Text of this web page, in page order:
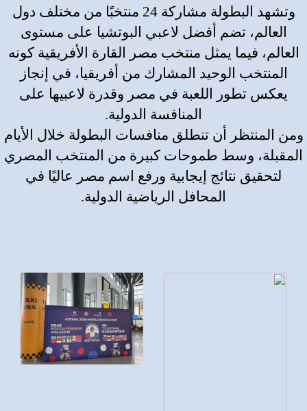
وتشهد البطولة مشاركة 24 منتخبًا من مختلف دول
العالم، تضم أفضل لاعبي البوتشيا على مستوى
العالم، فيما يمثل منتخب مصر القارة الأفريقية كونه
المنتخب الوحيد المشارك من أفريقيا، في إنجاز
يعكس تطور اللعبة في مصر وقدرة لاعبيها على
المنافسة الدولية.
ومن المنتظر أن تنطلق منافسات البطولة خلال الأيام
المقبلة، وسط طموحات كبيرة من المنتخب المصري
لتحقيق نتائج إيجابية ورفع اسم مصر عاليًا في
المحافل الرياضية الدولية.